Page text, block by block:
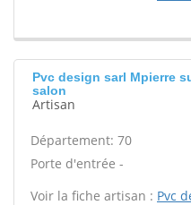
Pvc design sarl Mpierre
salon
Artisan
Département: 70
Porte d'entrée -
Voir la fiche artisan : Pvc